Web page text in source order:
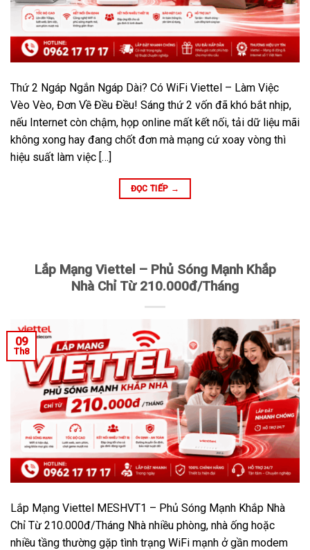
Thứ 2 Ngáp Ngắn Ngáp Dài? Có WiFi Viettel – Làm Việc
Vèo Vèo, Đơn Về Đều Đều! Sáng thứ 2 vốn đã khó bắt nhịp,
nếu Internet còn chậm, họp online mất kết nối, tải dữ liệu mãi
không xong hay đang chốt đơn mà mạng cứ xoay vòng thì
hiệu suất làm việc […]
ĐỌC TIẾP →
Lắp Mạng Viettel – Phủ Sóng Mạnh Khắp
Nhà Chỉ Từ 210.000đ/Tháng
09
Th8
Lắp Mạng Viettel MESHVT1 – Phủ Sóng Mạnh Khắp Nhà
Chỉ Từ 210.000đ/Tháng Nhà nhiều phòng, nhà ống hoặc
nhiều tầng thường gặp tình trạng WiFi mạnh ở gần modem